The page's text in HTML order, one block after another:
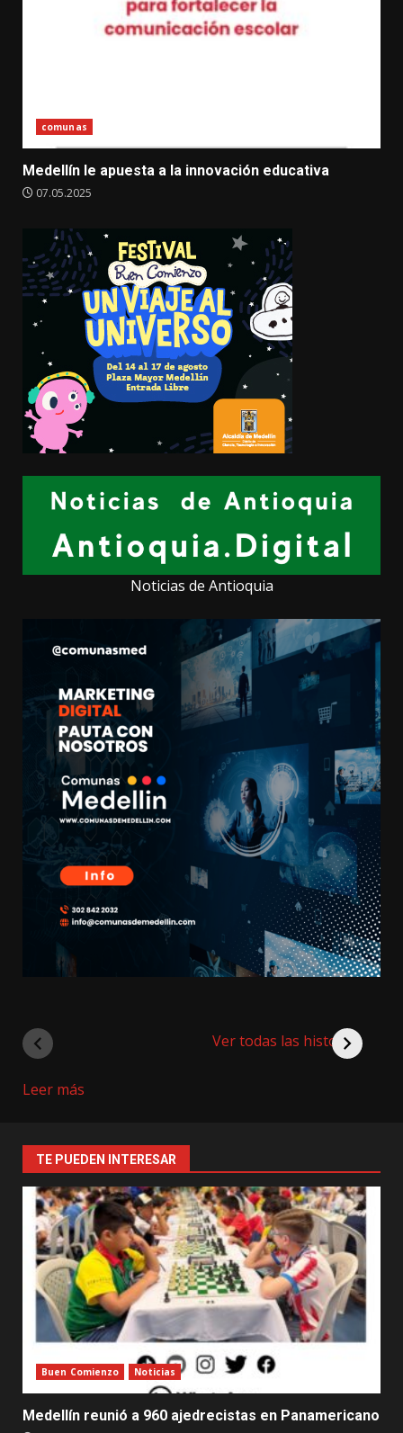
comunas
Medellín le apuesta a la innovación educativa
07.05.2025
Noticias de Antioquia
Ver todas las historias
Leer más
TE PUEDEN INTERESAR
Buen Comienzo Noticias
Medellín reunió a 960 ajedrecistas en Panamericano